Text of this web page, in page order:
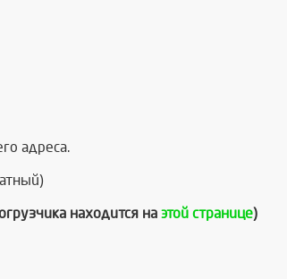
адреса.
находится на этой странице)